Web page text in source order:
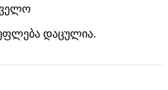
უფლება დაცულია.